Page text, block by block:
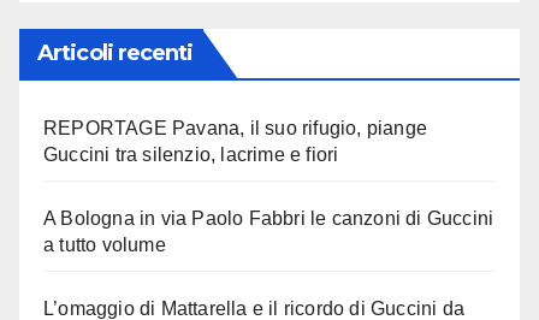
Articoli recenti
REPORTAGE Pavana, il suo rifugio, piange
Guccini tra silenzio, lacrime e fiori
A Bologna in via Paolo Fabbri le canzoni di Guccini
a tutto volume
L’omaggio di Mattarella e il ricordo di Guccini da